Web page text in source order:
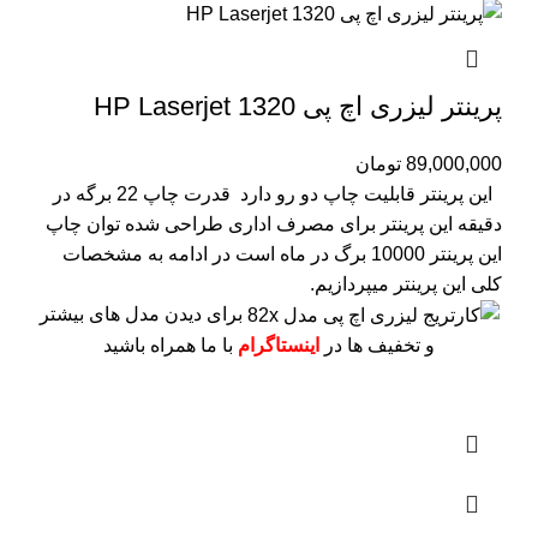
پرینتر لیزری اچ پی HP Laserjet 1320
89,000,000 تومان
این پرینتر قابلیت چاپ دو رو دارد
قدرت چاپ 22 برگه در
دقیقه این پرینتر برای مصرف اداری طراحی شده توان چاپ
این پرینتر 10000 برگ در ماه است
در ادامه به مشخصات
کلی این پرینتر میپردازیم.
برای دیدن مدل های بیشتر
و تخفیف ها در
اینستاگرام با ما همراه باشید